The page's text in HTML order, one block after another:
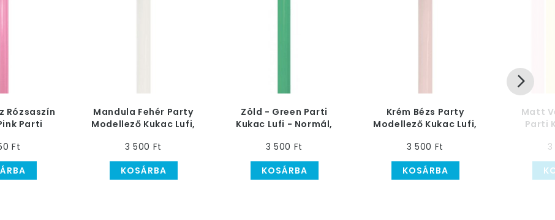
Rózsaszín
Parti
dbFt
Mandula Fehér Party
Modellező Kukac Lufi,
db
3 500 Ft
KOSÁRBA
Zöld - Green Parti
Kukac Lufi - Normál,
3 500 Ft
KOSÁRBA
Krém Bézs Party
Modellező Kukac Lufi,
db
3 500 Ft
KOSÁRBA
Matt
Parti